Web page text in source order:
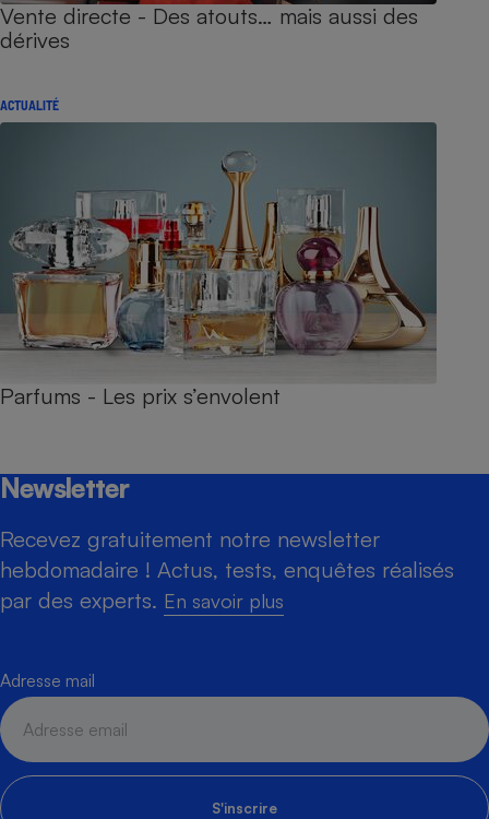
Vente directe - Des atouts… mais aussi des
dérives
ACTUALITÉ
Parfums - Les prix s’envolent
Newsletter
Recevez gratuitement notre newsletter
hebdomadaire ! Actus, tests, enquêtes réalisés
par des experts. En savoir plus
Adresse mail
S'inscrire